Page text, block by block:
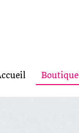
Boutique